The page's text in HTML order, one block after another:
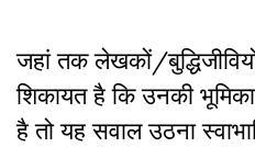
जहां तक लेखकों/
शिकायत है कि उनकी
है तो यह सवाल उठना